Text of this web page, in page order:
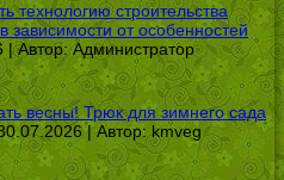
технологию строительства
зависимости от особенностей
| Автор:Администратор
весны! Трюк для зимнего сада
| Автор:kmveg